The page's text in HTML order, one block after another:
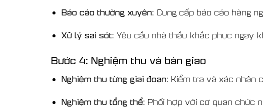
Báo cáo thường xuyên: Cung cấp báo cáo hàng
Xử lý sai sót: Yêu cầu nhà thầu khắc phục ngay
Bước 4: Nghiệm thu và bàn giao
Nghiệm thu từng giai đoạn: Kiểm tra và xác nhận
Nghiệm thu tổng thể: Phối hợp với cơ quan chức